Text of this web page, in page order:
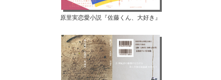
原里実恋愛小説『佐藤くん、大好き』